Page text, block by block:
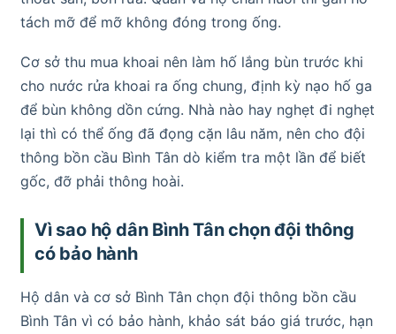
tách mỡ để mỡ không đóng trong ống.
Cơ sở thu mua khoai nên làm hố lắng bùn trước khi
cho nước rửa khoai ra ống chung, định kỳ nạo hố ga
để bùn không dồn cứng. Nhà nào hay nghẹt đi nghẹt
lại thì có thể ống đã đọng cặn lâu năm, nên cho đội
thông bồn cầu Bình Tân dò kiểm tra một lần để biết
gốc, đỡ phải thông hoài.
Vì sao hộ dân Bình Tân chọn đội thông
có bảo hành
Hộ dân và cơ sở Bình Tân chọn đội thông bồn cầu
Bình Tân vì có bảo hành, khảo sát báo giá trước, hạn